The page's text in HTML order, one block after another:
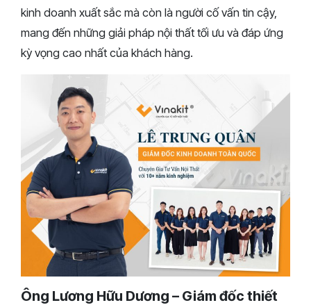
kinh doanh xuất sắc mà còn là người cố vấn tin cậy,
mang đến những giải pháp nội thất tối ưu và đáp ứng
kỳ vọng cao nhất của khách hàng.
Ông Lương Hữu Dương – Giám đốc thiết